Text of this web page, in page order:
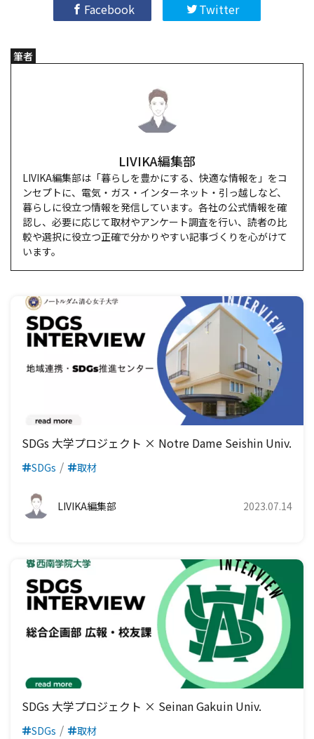
Facebook Twitter
筆者
LIVIKA編集部
LIVIKA編集部は「暮らしを豊かにする、快適な情報を」をコ
ンセプトに、電気・ガス・インターネット・引っ越しなど、
暮らしに役立つ情報を発信しています。各社の公式情報を確
認し、必要に応じて取材やアンケート調査を行い、読者の比
較や選択に役立つ正確で分かりやすい記事づくりを心がけて
います。
SDGs 大学プロジェクト × Notre Dame Seishin Univ.
SDGs 取材
LIVIKA編集部 2023.07.14
SDGs 大学プロジェクト × Seinan Gakuin Univ.
SDGs 取材